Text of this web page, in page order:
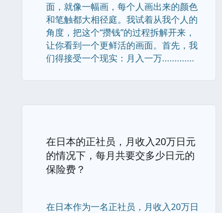
面，就像一幅画，每个人画出来的颜色
和笔触都大相径庭。我试着从我个人的
角度，把这个“攒钱”的过程拆解开来，
让你看到一个更鲜活的画面。首先，我
们得接受一个现实：月入一万.............
在日本的正社员，月收入20万日元
的情况下，每月共要交多少日元的
保险费？
在日本作为一名正社员，月收入20万日